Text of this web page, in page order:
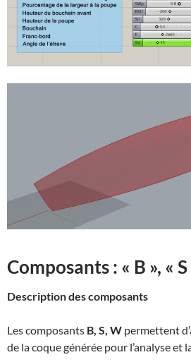
Composants : « B », « S
Description des composants
Les composants B, S, W permettent
de la coque générée pour l’analyse et